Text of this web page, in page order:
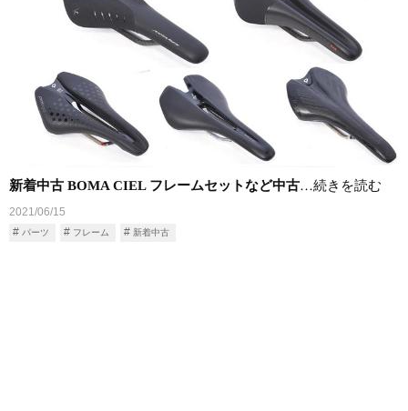
新着中古 BOMA CIEL フレームセットなど中古…続きを読む
2021/06/15
パーツ フレーム 新着中古